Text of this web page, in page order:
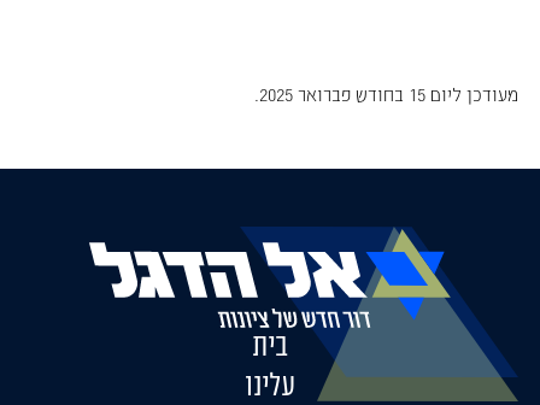
מעודכן ליום 15 בחודש פברואר 2025.
בית
עלינו